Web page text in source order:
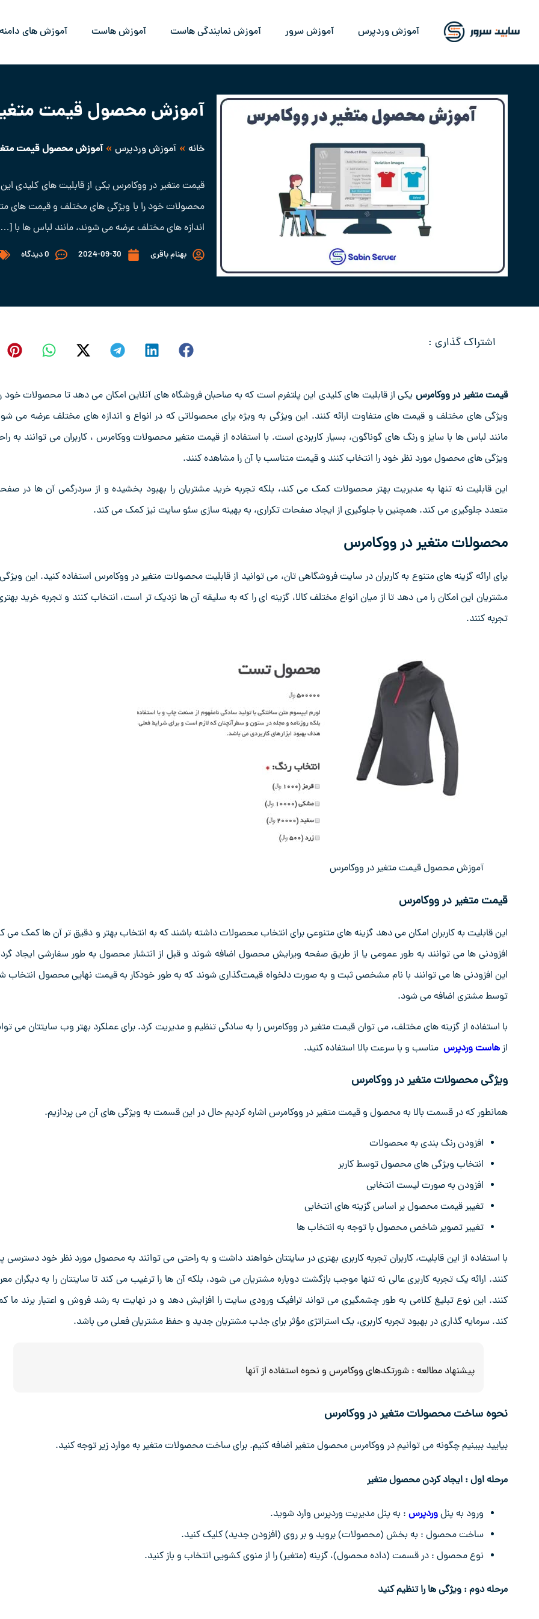
آموزش وردپرس آموزش سرور آموزش نمایندگی هاست آموزش هاست آموزش های دامنه
آموزش محصول قیمت
خانه » آموزش وردپرس »آموزش محصول قیمت
قیمت متغیر در ووکامرس یکی از قابلیت‌ های کلیدی
محصولات خود را با ویژگی ‌های مختلف و قیمت‌ های
اندازه ‌های مختلف عرضه می‌ شوند، مانند لباس ‌ها با
بهنام باقری 2024-09-30 0 دیدگاه
اشتراک گذاری :
قیمت متغیر در ووکامرس یکی از قابلیت‌ های کلیدی این پلتفرم است که به صاحبان فروشگاه ‌های آنلاین امکان می ‌دهد تا محصولات خود
ویژگی ‌های مختلف و قیمت‌ های متفاوت ارائه کنند. این ویژگی به ویژه برای محصولاتی که در انواع و اندازه ‌های مختلف عرضه می‌
مانند لباس ‌ها با سایز و رنگ‌ های گوناگون، بسیار کاربردی است. با استفاده از قیمت متغیر محصولات ووکامرس ، کاربران می‌ توانند به
ویژگی‌ های محصول مورد نظر خود را انتخاب کنند و قیمت متناسب با آن را مشاهده کنند.
این قابلیت نه تنها به مدیریت بهتر محصولات کمک می ‌کند، بلکه تجربه خرید مشتریان را بهبود بخشیده و از سردرگمی آن‌ ها در
متعدد جلوگیری می‌ کند. همچنین با جلوگیری از ایجاد صفحات تکراری، به بهینه‌ سازی سئو سایت نیز کمک می‌ کند.
محصولات متغیر در ووکامرس
برای ارائه گزینه‌ های متنوع به کاربران در سایت فروشگاهی‌ تان، می ‌توانید از قابلیت محصولات متغیر در ووکامرس استفاده کنید. این
مشتریان این امکان را می‌ دهد تا از میان انواع مختلف کالا، گزینه‌ ای را که به سلیقه آن‌ ها نزدیک ‌تر است، انتخاب کنند و تجربه خرید
تجربه کنند.
آموزش محصول قیمت متغیر در ووکامرس
قیمت متغیر در ووکامرس
این قابلیت به کاربران امکان می‌ دهد گزینه‌ های متنوعی برای انتخاب محصولات داشته باشند که به انتخاب بهتر و دقیق ‌تر آن‌ ها کمک می
افزودنی ‌ها می‌ توانند به طور عمومی یا از طریق صفحه ویرایش محصول اضافه شوند و قبل از انتشار محصول به طور سفارشی ایجاد
این افزودنی‌ ها می ‌توانند با نام مشخصی ثبت و به‌ صورت دلخواه قیمت‌گذاری شوند که به‌ طور خودکار به قیمت نهایی محصول انتخاب‌
توسط مشتری اضافه می‌ شود.
با استفاده از گزینه ‌های مختلف، می ‌توان قیمت متغیر در ووکامرس را به سادگی تنظیم و مدیریت کرد. برای عملکرد بهتر وب سایتتان می
ازهاست وردپرس مناسب و با سرعت بالا استفاده کنید.
ویژگی محصولات متغیر در ووکامرس
همانطور که در قسمت بالا به محصول و قیمت متغیر در ووکامرس اشاره کردیم حال در این قسمت به ویژگی های آن می پردازیم.
افزودن رنگ ‌بندی به محصولات
انتخاب ویژگی ‌های محصول توسط کاربر
افزودن به‌ صورت لیست انتخابی
تغییر قیمت محصول بر اساس گزینه ‌های انتخابی
تغییر تصویر شاخص محصول با توجه به انتخاب ‌ها
با استفاده از این قابلیت، کاربران تجربه کاربری بهتری در سایتتان خواهند داشت و به ‌راحتی می ‌توانند به محصول مورد نظر خود دسترسی
کنند. ارائه یک تجربه کاربری عالی نه تنها موجب بازگشت دوباره مشتریان می ‌شود، بلکه آن ‌ها را ترغیب می‌ کند تا سایتتان را به دیگران
کنند. این نوع تبلیغ کلامی به ‌طور چشمگیری می ‌تواند ترافیک ورودی سایت را افزایش دهد و در نهایت به رشد فروش و اعتبار برند ما
کند. سرمایه‌ گذاری در بهبود تجربه کاربری، یک استراتژی مؤثر برای جذب مشتریان جدید و حفظ مشتریان فعلی می باشد.
پیشنهاد مطالعه : شورتکدهای ووکامرس و نحوه استفاده از آنها
نحوه ساخت محصولات متغیر در ووکامرس
بیایید ببینیم چگونه می ‌توانیم در ووکامرس محصول متغیر اضافه کنیم. برای ساخت محصولات متغیر به موارد زیر توجه کنید.
مرحله اول : ایجاد کردن محصول متغیر
ورود به پنلوردپرس : به پنل مدیریت وردپرس وارد شوید.
ساخت محصول : به بخش (محصولات) بروید و بر روی (افزودن جدید) کلیک کنید.
نوع محصول : در قسمت (داده محصول)، گزینه (متغیر) را از منوی کشویی انتخاب و باز کنید.
مرحله دوم : ویژگی ها را تنظیم کنید